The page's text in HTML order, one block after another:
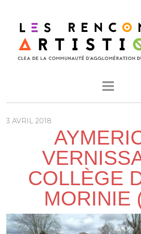
3 AVRIL 2018
COLLÈGE
MORINIE